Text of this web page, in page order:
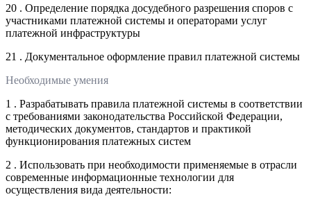
20 . Определение порядка досудебного разрешения споров с
участниками платежной системы и операторами услуг
платежной инфраструктуры
21 . Документальное оформление правил платежной системы
Необходимые умения
1 . Разрабатывать правила платежной системы в соответствии
с требованиями законодательства Российской Федерации,
методических документов, стандартов и практикой
функционирования платежных систем
2 . Использовать при необходимости применяемые в отрасли
современные информационные технологии для
осуществления вида деятельности: